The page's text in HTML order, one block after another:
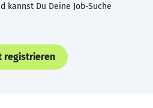
kannst Du Deine Job-Suche
registrieren